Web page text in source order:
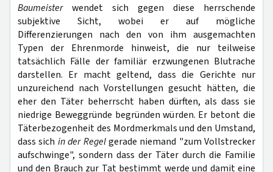
Baumeister wendet sich gegen diese herrschende
subjektive Sicht, wobei er auf mögliche
Differenzierungen nach den von ihm ausgemachten
Typen der Ehrenmorde hinweist, die nur teilweise
tatsächlich Fälle der familiär erzwungenen Blutrache
darstellen. Er macht geltend, dass die Gerichte nur
unzureichend nach Vorstellungen gesucht hätten, die
eher den Täter beherrscht haben dürften, als dass sie
niedrige Beweggründe begründen würden. Er betont die
Täterbezogenheit des Mordmerkmals und den Umstand,
dass sich in der Regelgerade niemand "zum Vollstrecker
aufschwinge", sondern dass der Täter durch die Familie
und den Brauch zur Tat bestimmt werde und damit eine